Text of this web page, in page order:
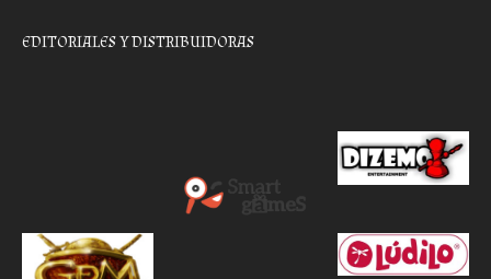
EDITORIALES Y DISTRIBUIDORAS